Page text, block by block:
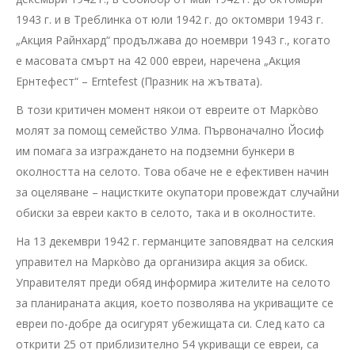
1943 г. и в Треблинка от юли 1942 г. до октомври 1943 г.
„Акция Райнхард“ продължава до ноември 1943 г., когато
e масовата смърт на 42 000 евреи, наречена „Акция
Ернтефест“ – Erntefest (Празник на жътвата).
В този критичен момент някои от евреите от Маркòво
молят за помощ семейство Улма. Първоначално Йосиф
им помага за изграждането на подземни бункери в
околността на селото. Това обаче не е ефективен начин
за оцеляване – нацистките окупатори провеждат случайни
обиски за евреи както в селото, така и в околностите.
На 13 декември 1942 г. германците заповядват на селския
управител на Маркòво да организира акция за обиск.
Управителят преди обяд информира жителите на селото
за планираната акция, което позволява на укриващите се
евреи по-добре да осигурят убежищата си. След като са
открити 25 от приблизително 54 укриващи се евреи, са